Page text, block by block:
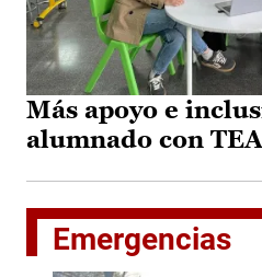
Más apoyo e
alumnado con TEA
Emergencias